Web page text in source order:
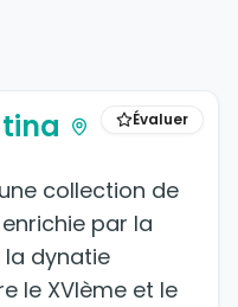
Évaluer
collection de
par la
la dynatie
le XVIème et le